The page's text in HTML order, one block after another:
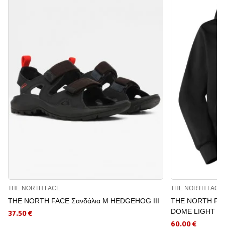
THE NORTH FACE
THE NORTH FACE Σανδάλια M HEDGEHOG III
37.50 €
THE NORTH FACE
THE NORTH
DOME LIGHT
60.00 €